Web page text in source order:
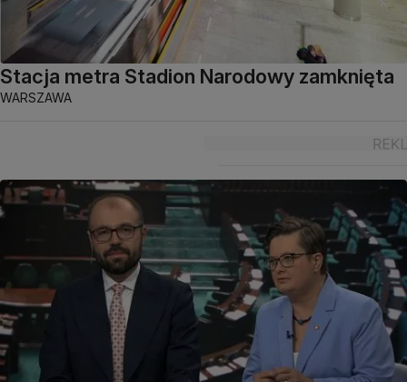
Stacja metra Stadion Narodowy zamknięta
WARSZAWA